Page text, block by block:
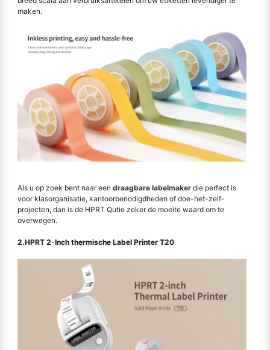
maken.
Als u op zoek bent naar een draagbare labelmaker die perfect is
voor klasorganisatie, kantoorbenodigdheden of doe-het-zelf-
projecten, dan is de HPRT Qutie zeker de moeite waard om te
overwegen.
2.HPRT 2-Inch thermische Label Printer T20